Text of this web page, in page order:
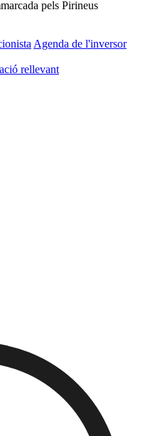
Agenda de l'inversor
rellevant